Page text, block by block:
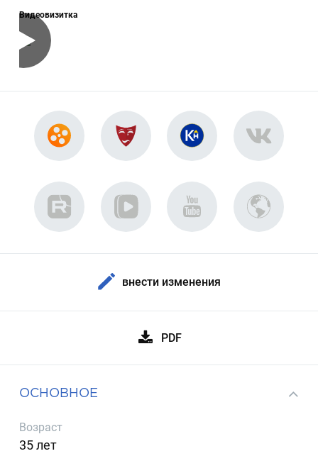
Видеовизитка
внести изменения
PDF
ОСНОВНОЕ
Возраст
35 лет